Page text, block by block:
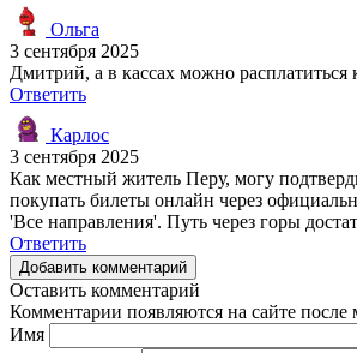
Ольга
3 сентября 2025
Дмитрий, а в кассах можно
Ответить
Карлос
3 сентября 2025
Как местный житель Перу, могу
покупать билеты онлайн через
'Все направления'. Путь через горы
Ответить
Добавить комментарий
Оставить комментарий
Комментарии появляются на сайте после
Имя